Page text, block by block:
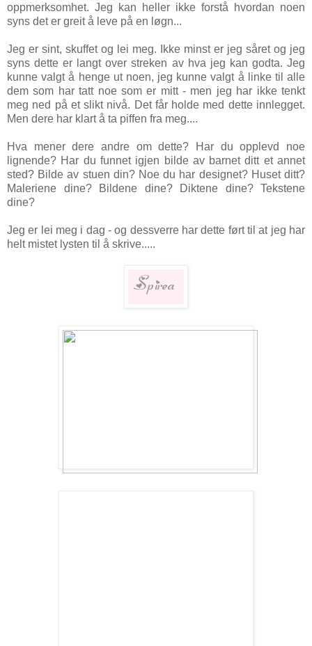
oppmerksomhet. Jeg kan heller ikke forstå hvordan noen
syns det er greit å leve på en løgn...
Jeg er sint, skuffet og lei meg. Ikke minst er jeg såret og jeg
syns dette er langt over streken av hva jeg kan godta. Jeg
kunne valgt å henge ut noen, jeg kunne valgt å linke til alle
dem som har tatt noe som er mitt - men jeg har ikke tenkt
meg ned på et slikt nivå. Det får holde med dette innlegget.
Men dere har klart å ta piffen fra meg....
Hva mener dere andre om dette? Har du opplevd noe
lignende? Har du funnet igjen bilde av barnet ditt et annet
sted? Bilde av stuen din? Noe du har designet? Huset ditt?
Maleriene dine? Bildene dine? Diktene dine? Tekstene
dine?
Jeg er lei meg i dag - og dessverre har dette ført til at jeg har
helt mistet lysten til å skrive.....